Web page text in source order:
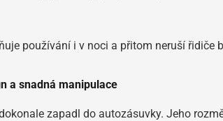
používání i v noci a přitom neruší řidiče
a snadná manipulace
zapadl do autozásuvky. Jeho